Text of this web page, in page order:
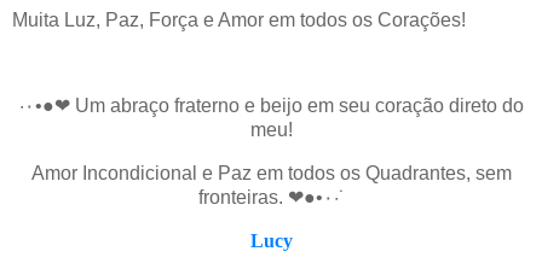
Muita Luz, Paz, Força e Amor em todos os Corações!
·٠•●❤ Um abraço fraterno e beijo em seu coração direto do
meu!
Amor Incondicional e Paz em todos os Quadrantes, sem
fronteiras. ❤●•٠·˙
Lucy